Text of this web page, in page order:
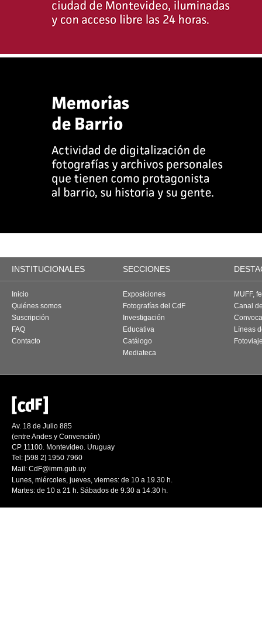
INSTITUCIONALES SECCIONES
Inicio
Quiénes somos
Suscripción
FAQ
Contacto
Exposiciones
Fotografías del CdF
Investigación
Educativa
Catálogo
Mediateca
MUFF,
Canal
Líneas
Av. 18 de Julio 885
(entre Andes y Convención)
CP 11100. Montevideo. Uruguay
Tel: [598 2] 1950 7960
Mail: CdF@imm.gub.uy
Lunes, miércoles, jueves, viernes: de 10 a 19.30 h.
Martes: de 10 a 21 h. Sábados de 9.30 a 14.30 h.